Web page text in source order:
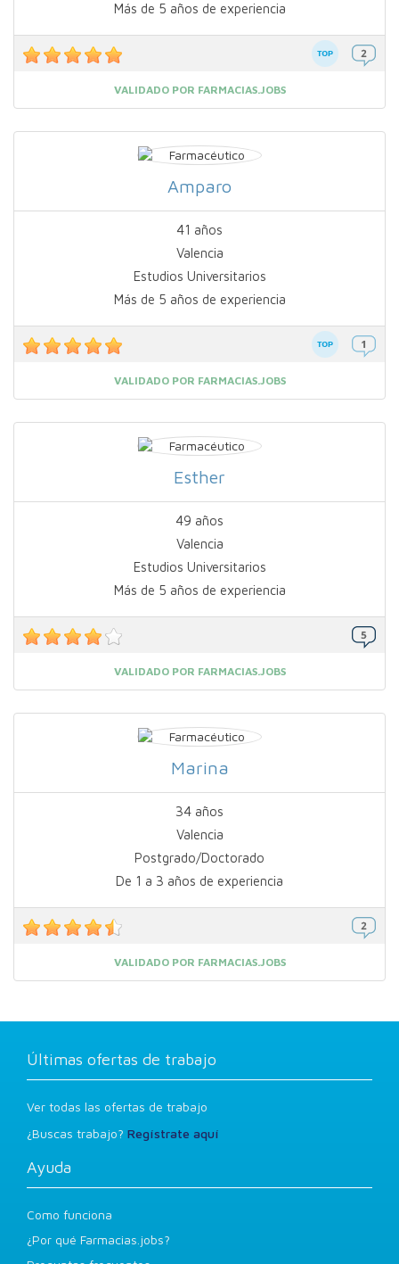
Más de 5 años de experiencia
VALIDADO POR FARMACIAS.JOBS
Amparo
41 años
Valencia
Estudios Universitarios
Más de 5 años de experiencia
VALIDADO POR FARMACIAS.JOBS
Esther
49 años
Valencia
Estudios Universitarios
Más de 5 años de experiencia
VALIDADO POR FARMACIAS.JOBS
Marina
34 años
Valencia
Postgrado/Doctorado
De 1 a 3 años de experiencia
VALIDADO POR FARMACIAS.JOBS
Últimas ofertas de trabajo
Ver todas las ofertas de trabajo
¿Buscas trabajo? Regístrate aquí
Ayuda
Como funciona
¿Por qué Farmacias.jobs?